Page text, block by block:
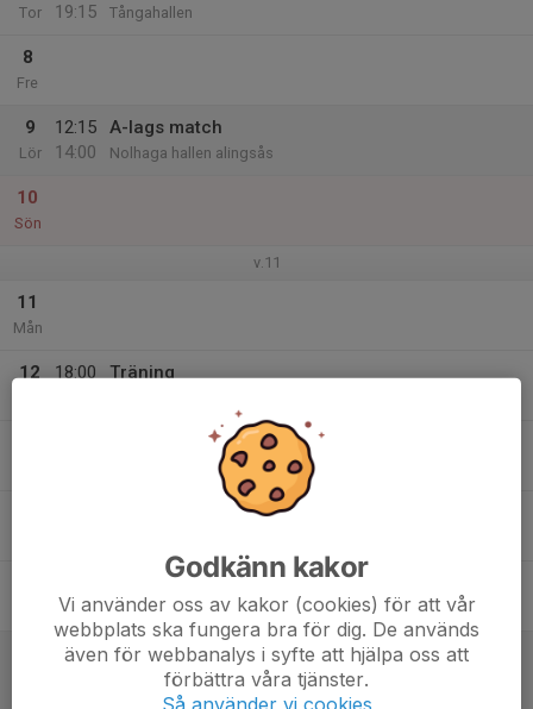
Tor
19:15
Tångahallen
8
Fre
9
Lör
12:15
14:00
A-lags match
Nolhaga hallen alingsås
10
Sön
v.11
11
Mån
12
18:00
Träning
20:30
A-lags match
Sporthallen Vårgårda
09:30
Match mot Alingsås HK Blå
Pojkar - P10 Väst
Alströmerhallen, Alingsås
Godkänn kakor
Vi använder oss av kakor (cookies) för att vår
webbplats ska fungera bra för dig. De används
även för webbanalys i syfte att hjälpa oss att
förbättra våra tjänster.
Så använder vi cookies